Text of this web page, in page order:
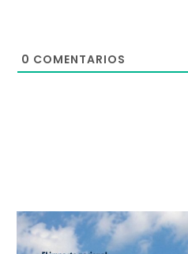
0 COMENTARIOS